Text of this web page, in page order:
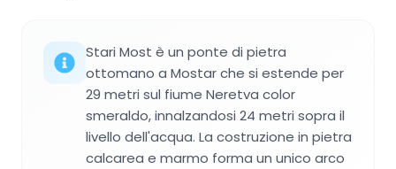
Stari Most è un ponte di pietra
ottomano a Mostar che si estende per
29 metri sul fiume Neretva color
smeraldo, innalzandosi 24 metri sopra il
livello dell'acqua. La costruzione in pietra
calcarea e marmo forma un unico arco